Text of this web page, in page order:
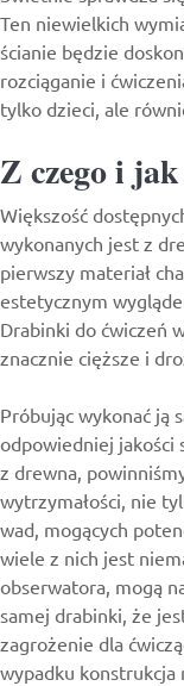
Ten niewielkich
ścianie będzie
rozciąganie i
tylko dzieci, ale
Z czego i
Większość
wykonanych jest z
pierwszy materiał
estetycznym
Drabinki do ćwiczeń
znacznie cięższe i
Próbując wykonać ją
odpowiedniej jakości
z drewna,
wytrzymałości, nie
wad, mogących
wiele z nich jest
obserwatora, mogą
samej drabinki, że
zagrożenie dla
wypadku konstrukcja